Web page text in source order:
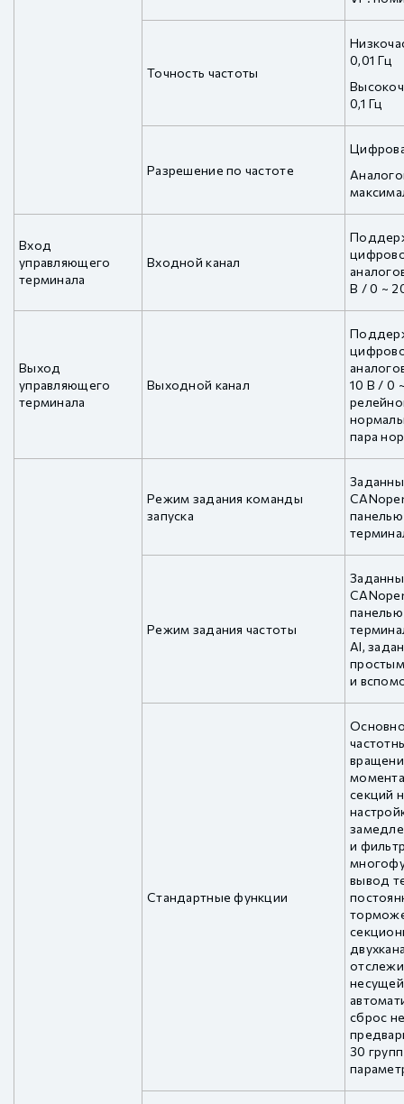
Точность частоты
0,01 Гц
0,1 Гц
Разрешение по частоте
Вход
управляющего
терминала
Входной канал
В / 0 ~
Выход
управляющего
терминала
Выходной канал
10 В / 0
пара
Режим задания команды
запуска
Режим задания частоты
AI,
и
Стандартные функции
секций
и
вывод
сброс
30